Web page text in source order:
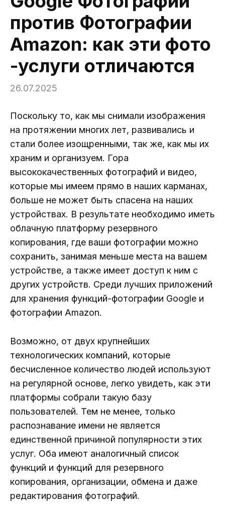
против Фотографии
Amazon: как эти фото
-услуги отличаются
26.07.2025
Поскольку то, как мы снимали изображения
на протяжении многих лет, развивались и
стали более изощренными, так же, как мы их
храним и организуем. Гора
высококачественных фотографий и видео,
которые мы имеем прямо в наших карманах,
больше не может быть спасена на наших
устройствах. В результате необходимо иметь
облачную платформу резервного
копирования, где ваши фотографии можно
сохранить, занимая меньше места на вашем
устройстве, а также имеет доступ к ним с
других устройств. Среди лучших приложений
для хранения функций-фотографии Google и
фотографии Amazon.
Возможно, от двух крупнейших
технологических компаний, которые
бесчисленное количество людей используют
на регулярной основе, легко увидеть, как эти
платформы собрали такую базу
пользователей. Тем не менее, только
распознавание имени не является
единственной причиной популярности этих
услуг. Оба имеют аналогичный список
функций и функций для резервного
копирования, организации, обмена и даже
редактирования фотографий.